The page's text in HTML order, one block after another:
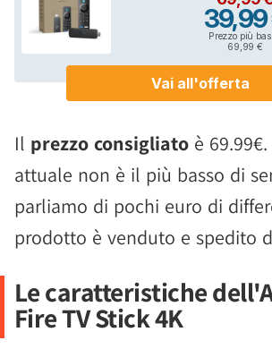
Il prezzo consigliato è
attuale non è il più basso di
parliamo di pochi euro di
prodotto è venduto e spedito
Le caratteristiche
Fire TV Stick 4K